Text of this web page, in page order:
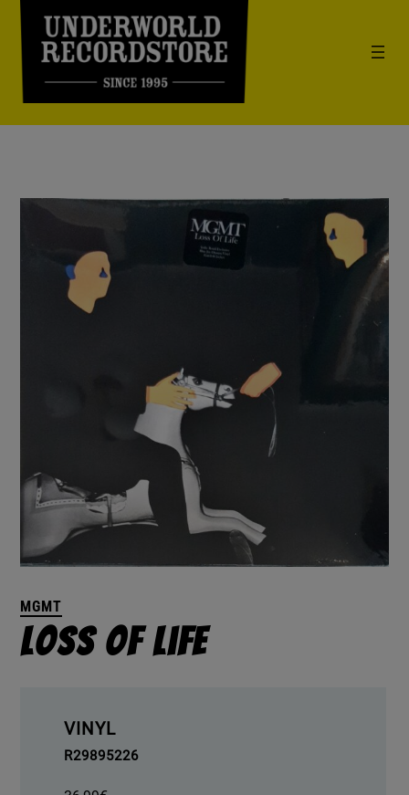
MGMT
Loss Of Life
VINYL
R29895226